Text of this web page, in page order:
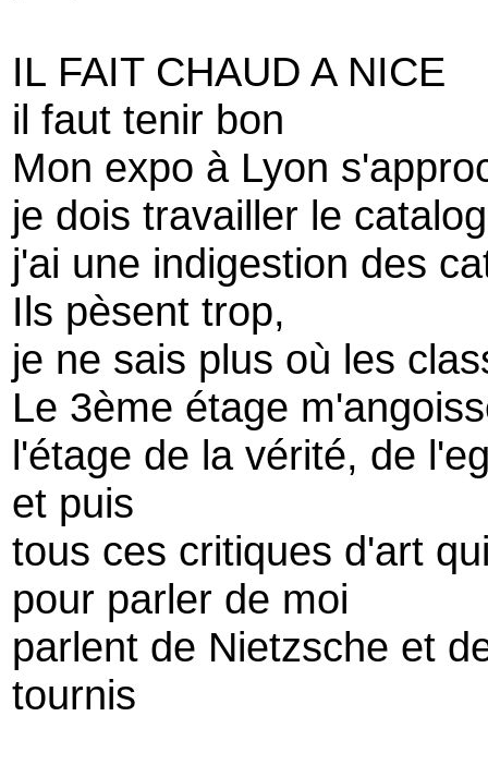
IL FAIT CHAUD A NICE
il faut tenir bon
Mon expo à Lyon
je dois travailler le
j'ai une indigestion des
Ils pèsent trop,
je ne sais plus où les
Le 3ème étage
l'étage de la vérité, de
et puis
tous ces critiques d'art
pour parler de moi
parlent de Nietzsche et
tournis